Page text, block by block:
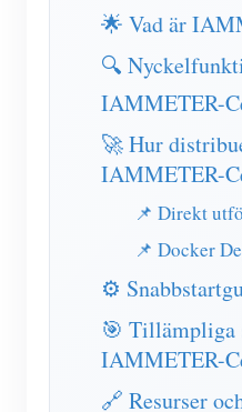
Virtuell mätare
Energiprognos och
Ansökningar
Solar PV System
Hemautomation
Fabrikens
Snabbstart för
Dokumentera
Handledningsvideo
gemenskap
Framkallare
🌟 Vad är
🔍
IAMMETER-
🚀 Hur
IAMMETER-
📌 Direkt
📌 Docker
⚙️
🎯 Tillämpliga
IAMMETER-
🔗 Resurser